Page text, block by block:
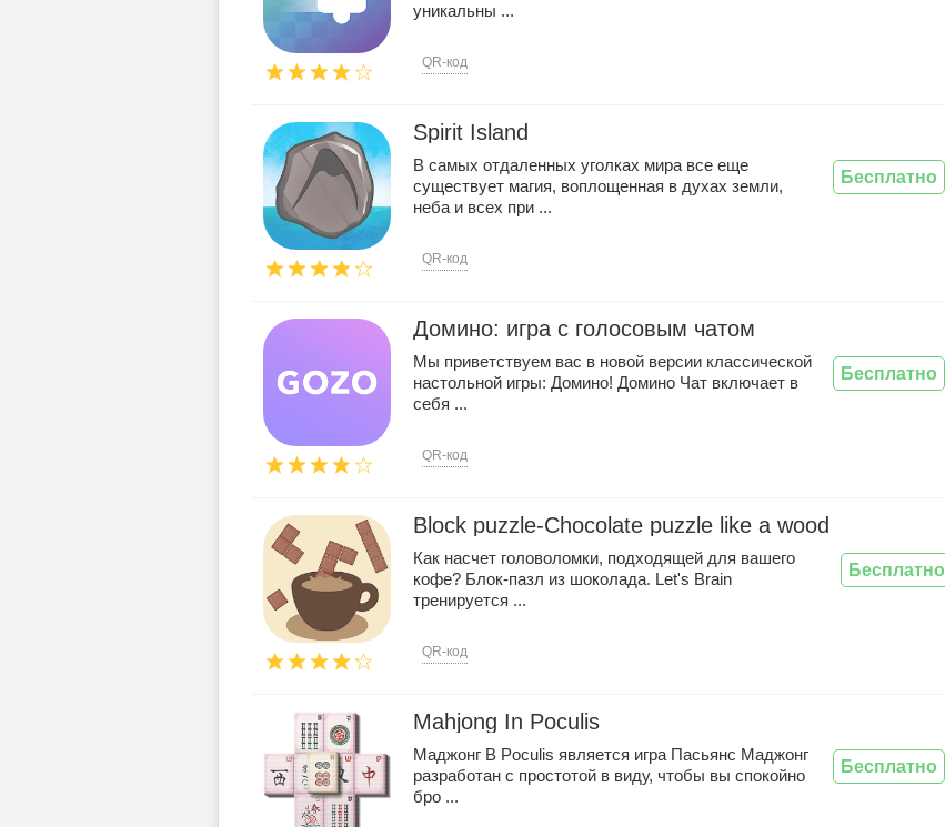
уникальны ...
QR-код
Spirit Island
В самых отдаленных уголках мира все еще
существует магия, воплощенная в духах земли,
неба и всех при ...
QR-код
Бесплатно
Домино: игра с голосовым чатом
Мы приветствуем вас в новой версии классической
настольной игры: Домино! Домино Чат включает в
себя ...
QR-код
Бесплатно
Block puzzle-Chocolate puzzle like a wood puzzle
Как насчет головоломки, подходящей для вашего
кофе? Блок-пазл из шоколада. Let's Brain
тренируется ...
QR-код
Бесплатно
Mahjong In Poculis
Маджонг В Poculis является игра Пасьянс Маджонг
разработан с простотой в виду, чтобы вы спокойно
бро ...
Бесплатно